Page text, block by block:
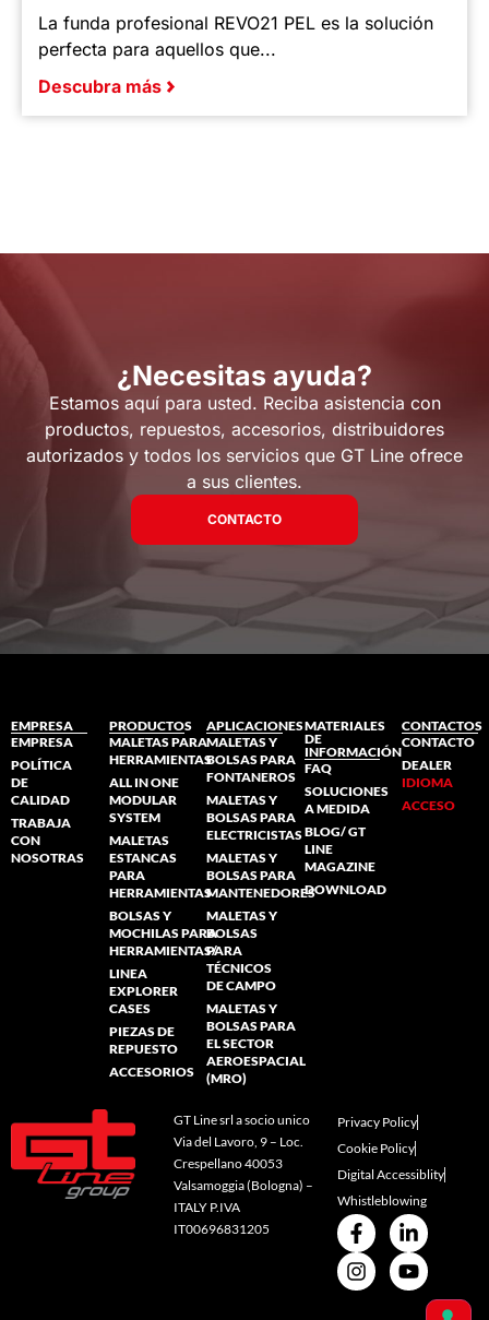
La funda profesional REVO21 PEL es la solución
perfecta para aquellos que...
Descubra más
¿Necesitas ayuda?
Estamos aquí para usted. Reciba asistencia con
productos, repuestos, accesorios, distribuidores
autorizados y todos los servicios que GT Line ofrece
a sus clientes.
CONTACTO
EMPRESA
EMPRESA
POLÍTICA
DE
CALIDAD
TRABAJA
CON
NOSOTRAS
PRODUCTOS
MALETAS PARA
HERRAMIENTAS
ALL IN ONE
MODULAR
SYSTEM
MALETAS
ESTANCAS
PARA
HERRAMIENTAS
BOLSAS Y
MOCHILAS PARA
HERRAMIENTAS/
LINEA
EXPLORER
CASES
PIEZAS DE
REPUESTO
ACCESORIOS
APLICACIONES
MALETAS Y
BOLSAS PARA
FONTANEROS
MALETAS Y
BOLSAS PARA
ELECTRICISTAS
MALETAS Y
BOLSAS PARA
MANTENEDORES
MALETAS Y
BOLSAS
PARA
TÉCNICOS
DE CAMPO
MALETAS Y
BOLSAS PARA
EL SECTOR
AEROESPACIAL
(MRO)
MATERIALES
DE
INFORMACIÓN
FAQ
SOLUCIONES
A MEDIDA
BLOG/ GT
LINE
MAGAZINE
DOWNLOAD
CONTACTOS
CONTACTO
DEALER
IDIOMA
ACCESO
GT Line srl a socio unico
Via del Lavoro, 9 – Loc.
Crespellano 40053
Valsamoggia (Bologna) –
ITALY P.IVA
IT00696831205
Privacy Policy
Cookie Policy
Digital Accessiblity
Whistleblowing